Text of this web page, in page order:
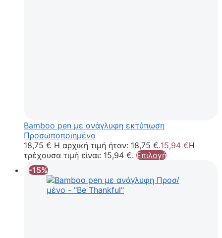
Bamboo pen με ανάγλυφη εκτύπωση
Προσωποποιημένο
18,75€ Η αρχική τιμή ήταν: 18,75 €.15,94 €Η
τρέχουσα τιμή είναι: 15,94 €. Επιλογή
-15%